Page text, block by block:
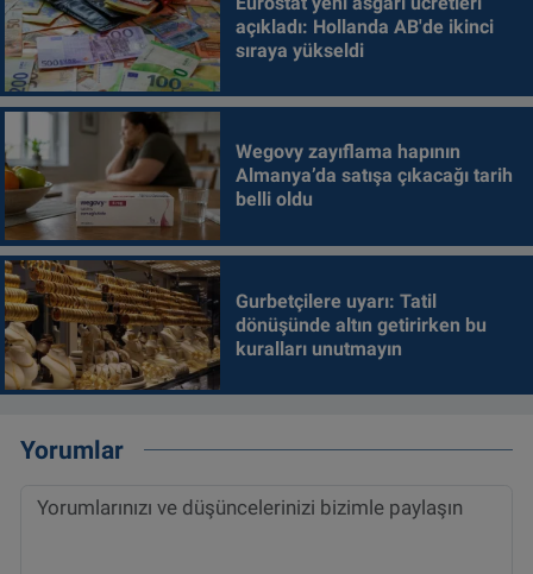
açıkladı: Hollanda AB'de ikinci
sıraya yükseldi
Wegovy zayıflama hapının
Almanya’da satışa çıkacağı tarih
belli oldu
Gurbetçilere uyarı: Tatil
dönüşünde altın getirirken bu
kuralları unutmayın
Yorumlar